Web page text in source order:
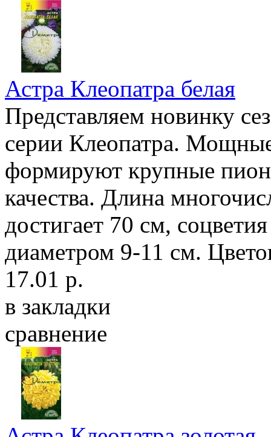
Астра Клеопатра белая
Представляем новинку
серии Клеопатра. Мощные
формируют крупные
качества. Длина
достигает 70 см,
диаметром 9-11 см.
17.01 р.
в закладки
сравнение